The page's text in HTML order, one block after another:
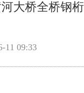
大桥全桥钢桁
11 09:33